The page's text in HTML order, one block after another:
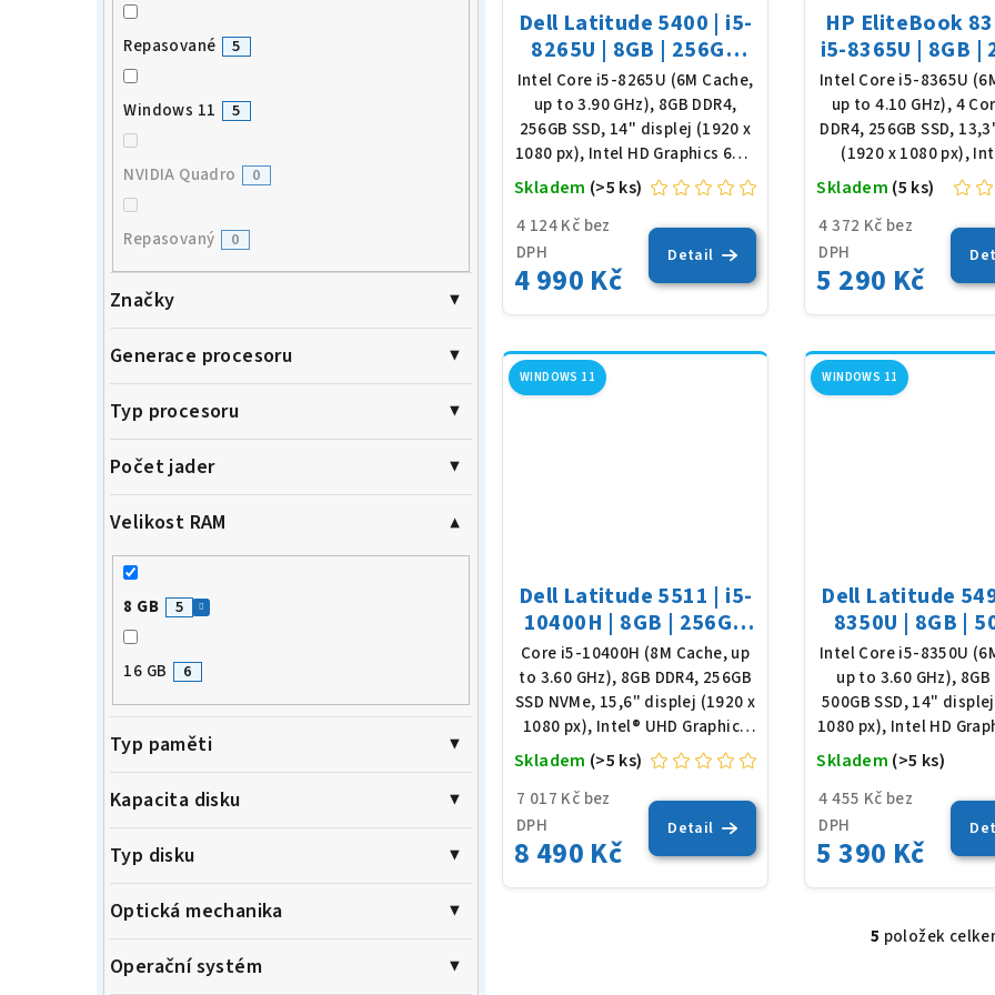
Repasované 5
Windows 11 5
NVIDIA Quadro 0
Repasovaný 0
Značky
Generace procesoru
Typ procesoru
Počet jader
Velikost RAM
8 GB 5
16 GB 6
Typ paměti
Kapacita disku
Typ disku
Optická mechanika
Operační systém
u
ů
Dell Latitude 5400 | i5-
8265U | 8GB | 256GB
SSD | 14" FHD | Win 11
Intel Core i5-8265U (6M Cache,
up to 3.90 GHz), 8GB DDR4,
256GB SSD, 14" displej (1920 x
1080 px), Intel HD Graphics 620,
podsvícená klávesnice, Win 11
Pro
4 124 Kč bez
DPH
4 990 Kč
Skladem (>5 ks)
Detail
HP EliteBook
i5-8365U | 8GB |
SSD | 13,3"
11
Intel Core i5-8365U
up to 4.10 GHz), 4
DDR4, 256GB SSD,
(1920 x 1080 px),
Graphics 620,
klávesnice, Win 11
4 372 Kč bez
DPH
5 290 Kč
Skladem (5 ks)
WINDOWS 11
Dell Latitude 5511 | i5-
10400H | 8GB | 256GB
SSD | 15,6" FHD | Win
11
Core i5-10400H (8M Cache, up
to 3.60 GHz), 8GB DDR4, 256GB
SSD NVMe, 15,6" displej (1920 x
1080 px), Intel® UHD Graphics
for 10th Gen, podsvícená
klávesnice, Win 11 Pro
7 017 Kč bez
DPH
8 490 Kč
Skladem (>5 ks)
Detail
WINDOWS 11
Dell Latitude
8350U | 8GB |
SSD | 14" FHD |
Intel Core i5-8350U
up to 3.60 GHz), 8GB
500GB SSD, 14"
1080 px), Intel HD
podsvícená klávesnice,
Pro
4 455 Kč bez
DPH
5 390 Kč
Skladem (>5 ks)
O
5 položek